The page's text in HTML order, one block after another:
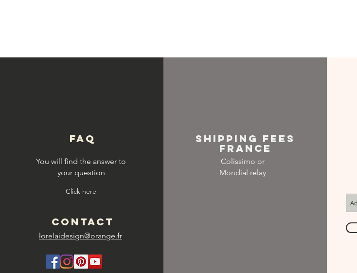
FAQ
You will find the answer to
your question
Click here
CONTACT
lorelaidesign@orange.fr
SHIPPING FEES
FRANCE
Colissimo or
Mondial relay